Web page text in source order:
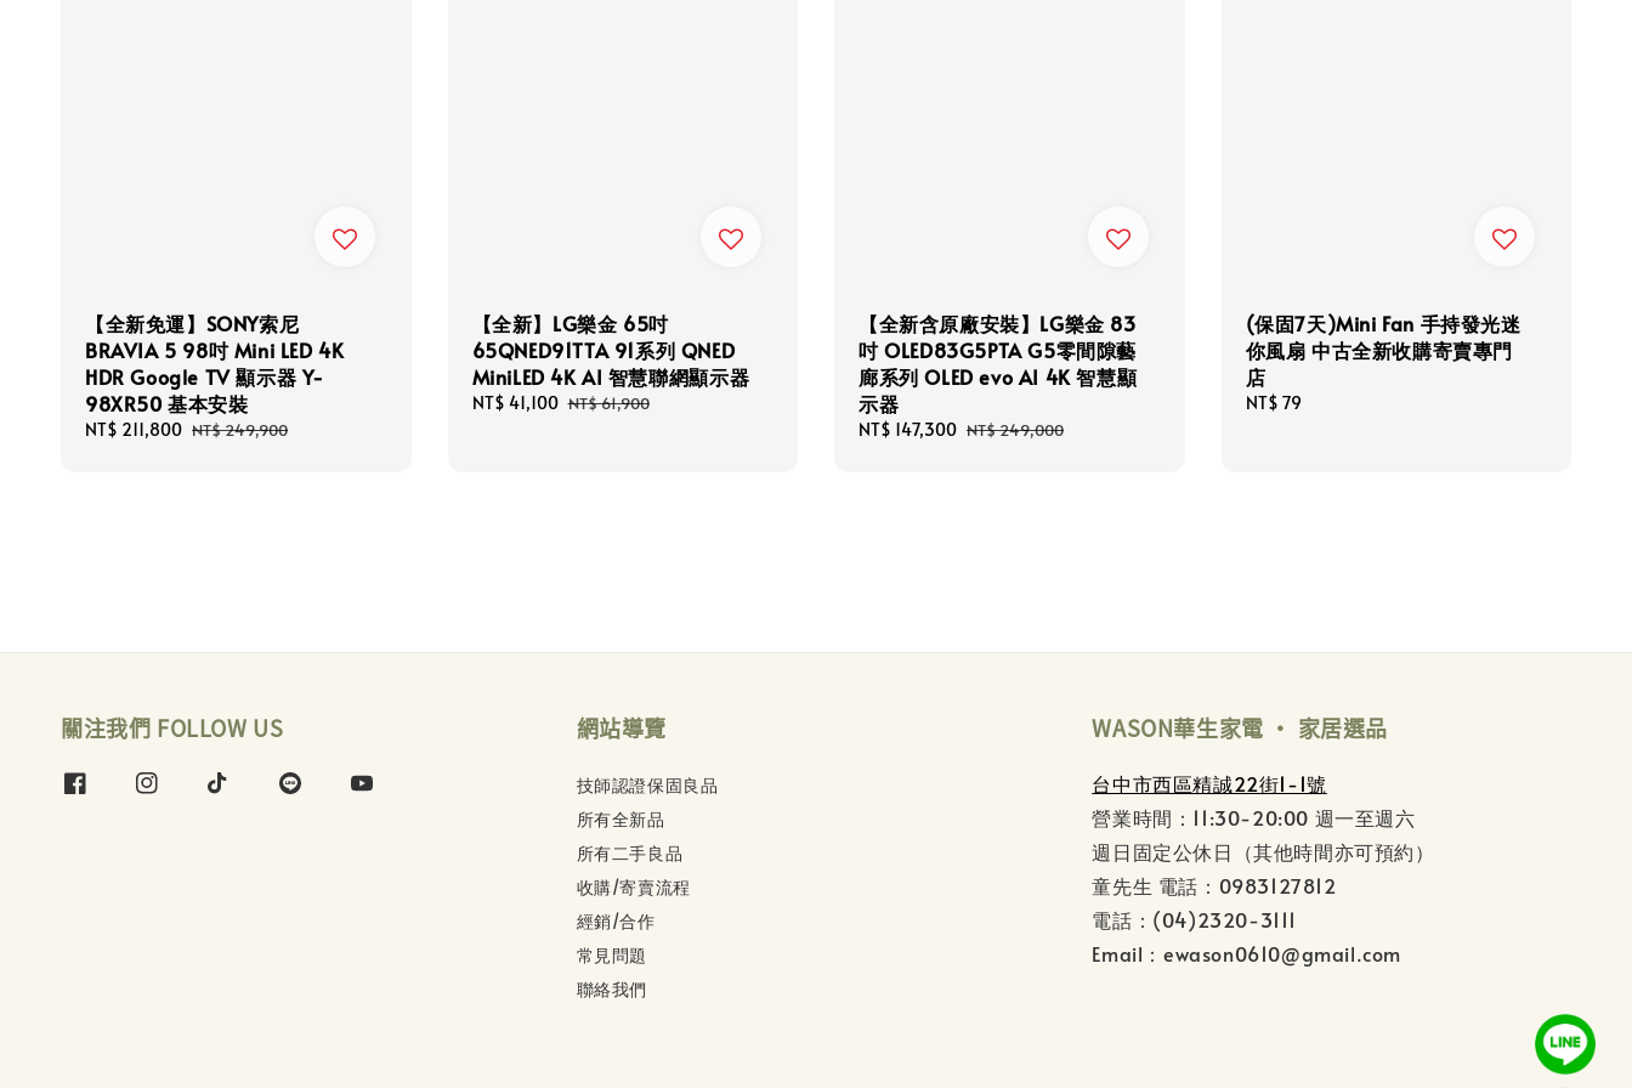
【全新免運】SONY索尼
BRAVIA 5 98吋 Mini LED 4K
HDR Google TV 顯示器 Y-
98XR50 基本安裝
Sale
NT$ 211,800 Regular
NT$ 249,900
【全新】LG樂金 65吋
65QNED91TTA 91系列 QNED
MiniLED 4K AI 智慧聯網顯示器
Sale
NT$ 41,100 Regular
NT$ 61,900
【全新含原廠安裝】LG樂金 83
吋 OLED83G5PTA G5零間隙藝
廊系列 OLED evo AI 4K 智慧顯
示器
Sale
NT$ 147,300 Regular
NT$ 249,000
(保固7天)Mini Fan 手持發光迷
你風扇 中古全新收購寄賣專門
店
Regular
NT$ 79
關注我們 FOLLOW US 網站導覽
技師認證保固良品
所有全新品
所有二手良品
收購/寄賣流程
經銷/合作
常見問題
聯絡我們
WASON華生家電 ‧ 家居選品
台中市西區精誠22街1-1號
營業時間：11:30-20:00 週一至週六
週日固定公休日（其他時間亦可預約）
童先生 電話：0983127812
電話：(04)2320-3111
Email：ewason0610@gmail.com